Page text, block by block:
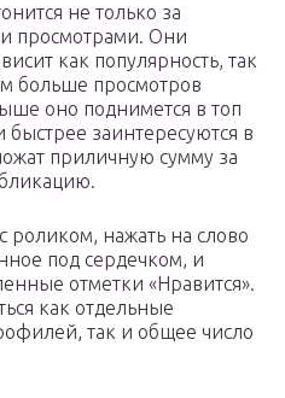
не только за
просмотрами. Они
как популярность, так
больше просмотров
оно поднимется в топ
заинтересуются в
приличную сумму за
роликом, нажать на слово
под сердечком, и
отметки «Нравится».
как отдельные
так и общее число